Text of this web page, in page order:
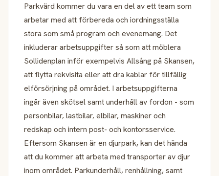
Parkvärd kommer du vara en del av ett team som
arbetar med att förbereda och iordningsställa
stora som små program och evenemang. Det
inkluderar arbetsuppgifter så som att möblera
Sollidenplan inför exempelvis Allsång på Skansen,
att flytta rekvisita eller att dra kablar för tillfällig
elförsörjning på området. I arbetsuppgifterna
ingår även skötsel samt underhåll av fordon - som
personbilar, lastbilar, elbilar, maskiner och
redskap och intern post- och kontorsservice.
Eftersom Skansen är en djurpark, kan det hända
att du kommer att arbeta med transporter av djur
inom området. Parkunderhåll, renhållning, samt